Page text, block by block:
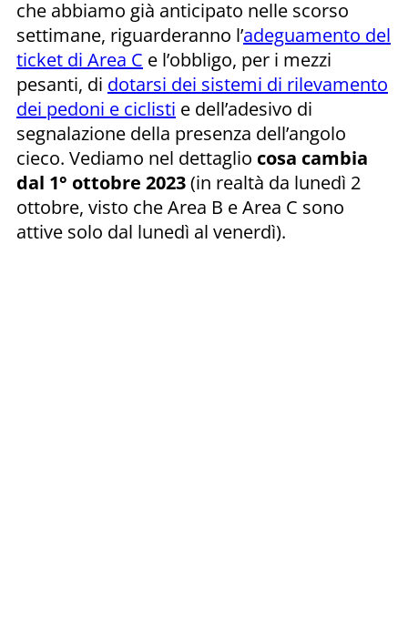
che abbiamo già anticipato nelle scorso
settimane, riguarderanno l’adeguamento del
ticket di Area C e l’obbligo, per i mezzi
pesanti, di dotarsi dei sistemi di rilevamento
dei pedoni e ciclisti e dell’adesivo di
segnalazione della presenza dell’angolo
cieco. Vediamo nel dettaglio cosa cambia
dal 1° ottobre 2023(in realtà da lunedì 2
ottobre, visto che Area B e Area C sono
attive solo dal lunedì al venerdì).